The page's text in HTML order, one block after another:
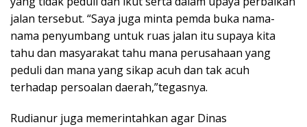
jalan tersebut. “Saya juga minta pemda buka nama-
nama penyumbang untuk ruas jalan itu supaya kita
tahu dan masyarakat tahu mana perusahaan yang
peduli dan mana yang sikap acuh dan tak acuh
terhadap persoalan daerah,”tegasnya.
Rudianur juga memerintahkan agar Dinas